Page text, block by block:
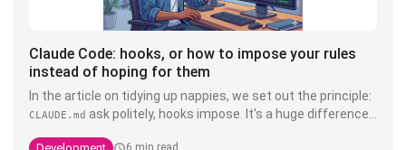
Claude Code: hooks, or how to impose your rules
instead of hoping for them
In the article on tidying up nappies, we set out the principle:
CLAUDE.md